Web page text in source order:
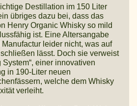
Destillation im 150 Liter
übriges dazu bei, dass das
Henry Organic Whisky so mild
ist. Eine Altersangabe
leider nicht, was auf
lässt. Doch sie verweist
System“, einer innovativen
in 190-Liter neuen
welche dem Whisky
verleiht.